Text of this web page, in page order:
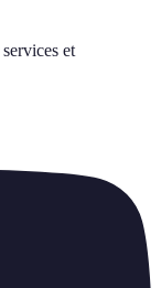
services et